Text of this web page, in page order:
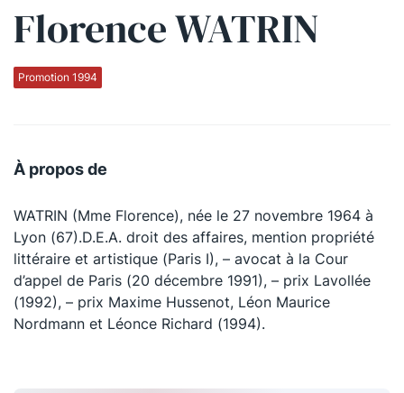
Florence WATRIN
Promotion 1994
À propos de
WATRIN (Mme Florence), née le 27 novembre 1964 à
Lyon (67).D.E.A. droit des affaires, mention propriété
littéraire et artistique (Paris I), – avocat à la Cour
d’appel de Paris (20 décembre 1991), – prix Lavollée
(1992), – prix Maxime Hussenot, Léon Maurice
Nordmann et Léonce Richard (1994).
Qui sommes-nous ?
La Conférence
La Conférence
Le Concours de la Conférence
La Conférence Berryer
La Petite Conférence